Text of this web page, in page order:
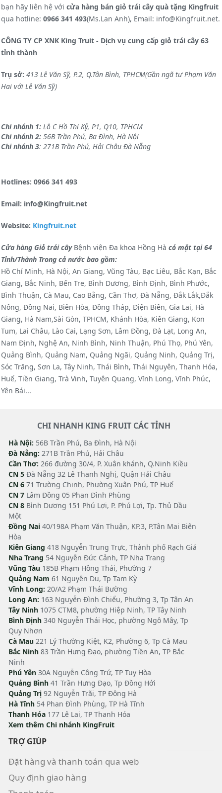
bạn hãy liên hệ với cửa hàng bán giỏ trái cây quà tặng Kingfruit
qua hotline: 0966 341 493(Ms.Lan Anh), Email: info@Kingfruit.net.
CÔNG TY CP XNK King Truit - Dịch vụ cung cấp giỏ trái cây 63
tỉnh thành
Trụ sở: 413 Lê Văn Sỹ, P.2, Q.Tân Bình, TPHCM(Gần ngã tư Phạm Văn
Hai với Lê Văn Sỹ)
Chi nhánh 1: Lô C Hồ Thị Kỷ, P1, Q10, TPHCM
Chi nhánh 2: 56B Trần Phú, Ba Đình, Hà Nội
Chi nhánh 3: 271B Trần Phú, Hải Châu Đà Nẵng
Hotlines: 0966 341 493
Email: info@Kingfruit.net
Website: Kingfruit.net
Cửa hàng Giỏ trái cây Bệnh viện Đa khoa Hồng Hà có mặt tại 64
Tỉnh/Thành Trong cả nước bao gồm:
Hồ Chí Minh, Hà Nội, An Giang, Vũng Tàu, Bạc Liêu, Bắc Kạn, Bắc
Giang, Bắc Ninh, Bến Tre, Bình Dương, Bình Định, Bình Phước,
Bình Thuận, Cà Mau, Cao Bằng, Cần Thơ, Đà Nẵng, Đắk Lắk,Đắk
Nông, Đồng Nai, Biên Hòa, Đồng Tháp, Điện Biên, Gia Lai, Hà
Giang, Hà Nam,Sài Gòn, TPHCM, Khánh Hòa, Kiên Giang, Kon
Tum, Lai Châu, Lào Cai, Lạng Sơn, Lâm Đồng, Đà Lạt, Long An,
Nam Định, Nghệ An, Ninh Bình, Ninh Thuận, Phú Thọ, Phú Yên,
Quảng Bình, Quảng Nam, Quảng Ngãi, Quảng Ninh, Quảng Trị,
Sóc Trăng, Sơn La, Tây Ninh, Thái Bình, Thái Nguyên, Thanh Hóa,
Huế, Tiền Giang, Trà Vinh, Tuyên Quang, Vĩnh Long, Vĩnh Phúc,
Yên Bái...
CHI NHANH KING FRUIT CÁC TỈNH
Hà Nội: 56B Trần Phú, Ba Đình, Hà Nội
Đà Nẵng: 271B Trần Phú, Hải Châu
Cần Thơ: 266 đường 30/4, P. Xuân khánh, Q.Ninh Kiều
CN 5 Đà Nẵng 32 Lê Thanh Nghị, Quận Hải Châu
CN 6 71 Trường Chinh, Phường Xuân Phú, TP Huế
CN 7 Lâm Đồng 05 Phan Đình Phùng
CN 8 Bình Dương 151 Phú Lợi, P. Phú Lợi, Tp. Thủ Dầu
Một
Đồng Nai 40/198A Phạm Văn Thuận, KP.3, P.Tân Mai Biên
Hòa
Kiên Giang 418 Nguyễn Trung Trực, Thành phố Rạch Giá
Nha Trang 54 Nguyễn Đức Cảnh, TP Nha Trang
Vũng Tàu 185B Phạm Hồng Thái, Phường 7
Quảng Nam 61 Nguyễn Du, Tp Tam Kỳ
Vĩnh Long: 20/A2 Phạm Thái Bường
Long An: 163 Nguyễn Đình Chiểu, Phường 3, Tp Tân An
Tây Ninh 1075 CTM8, phường Hiệp Ninh, TP Tây Ninh
Bình Định 340 Nguyễn Thái Học, phường Ngô Mây, Tp
Quy Nhơn
Cà Mau 221 Lý Thường Kiệt, K2, Phường 6, Tp Cà Mau
Bắc Ninh 83 Trần Hưng Đạo, phường Tiền An, TP Bắc
Ninh
Phú Yên 30A Nguyễn Công Trứ, TP Tuy Hòa
Quảng Bình 41 Trần Hưng Đạo, Tp Đồng Hới
Quảng Trị 92 Nguyễn Trãi, TP Đông Hà
Hà Tĩnh 54 Phan Đình Phùng, TP Hà Tĩnh
Thanh Hóa 177 Lê Lai, TP Thanh Hóa
Xem thêm Chi nhánh KingFruit
TRỢ GIÚP
Đặt hàng và thanh toán qua web
Quy định giao hàng